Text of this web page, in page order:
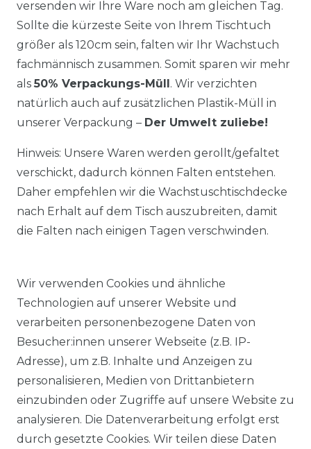
versenden wir Ihre Ware noch am gleichen Tag.
Sollte die kürzeste Seite von Ihrem Tischtuch
größer als 120cm sein, falten wir Ihr Wachstuch
fachmännisch zusammen. Somit sparen wir mehr
als 50% Verpackungs-Müll. Wir verzichten
natürlich auch auf zusätzlichen Plastik-Müll in
unserer Verpackung – Der Umwelt zuliebe!
Hinweis: Unsere Waren werden gerollt/gefaltet
verschickt, dadurch können Falten entstehen.
Daher empfehlen wir die Wachstuschtischdecke
nach Erhalt auf dem Tisch auszubreiten, damit
die Falten nach einigen Tagen verschwinden.
KOSTENLOSER & SCHNELLER VERSAND
LIEFERZEIT ETWA 1 BIS 3 WERKTAGE
Wir verwenden Cookies und ähnliche
Technologien auf unserer Website und
verarbeiten personenbezogene Daten von
Besucher:innen unserer Webseite (z.B. IP-
Adresse), um z.B. Inhalte und Anzeigen zu
personalisieren, Medien von Drittanbietern
einzubinden oder Zugriffe auf unsere Website zu
analysieren. Die Datenverarbeitung erfolgt erst
durch gesetzte Cookies. Wir teilen diese Daten